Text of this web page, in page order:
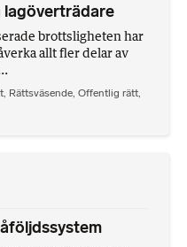
lagöverträdare
brottsligheten har
allt fler delar av
, Rättsväsende, Offentlig rätt,